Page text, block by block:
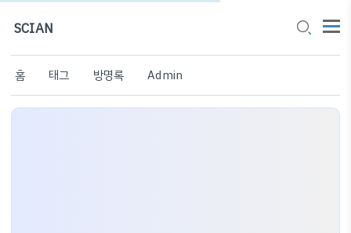
SCIAN
홈 태그 방명록 Admin